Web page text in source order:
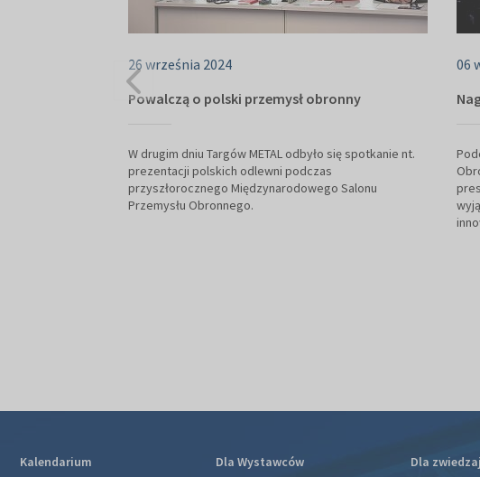
26 września 2024
Powalczą o polski przemysł obronny
W drugim dniu Targów METAL odbyło się spotkanie nt.
prezentacji polskich odlewni podczas
przyszłorocznego Międzynarodowego Salonu
Przemysłu Obronnego.
06
Kalendarium Dla Wystawców Dla